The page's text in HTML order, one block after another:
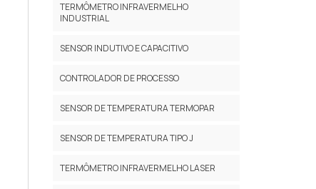
TERMÔMETRO INFRAVERMELHO
INDUSTRIAL
SENSOR INDUTIVO E CAPACITIVO
CONTROLADOR DE PROCESSO
SENSOR DE TEMPERATURA TERMOPAR
SENSOR DE TEMPERATURA TIPO J
TERMÔMETRO INFRAVERMELHO LASER